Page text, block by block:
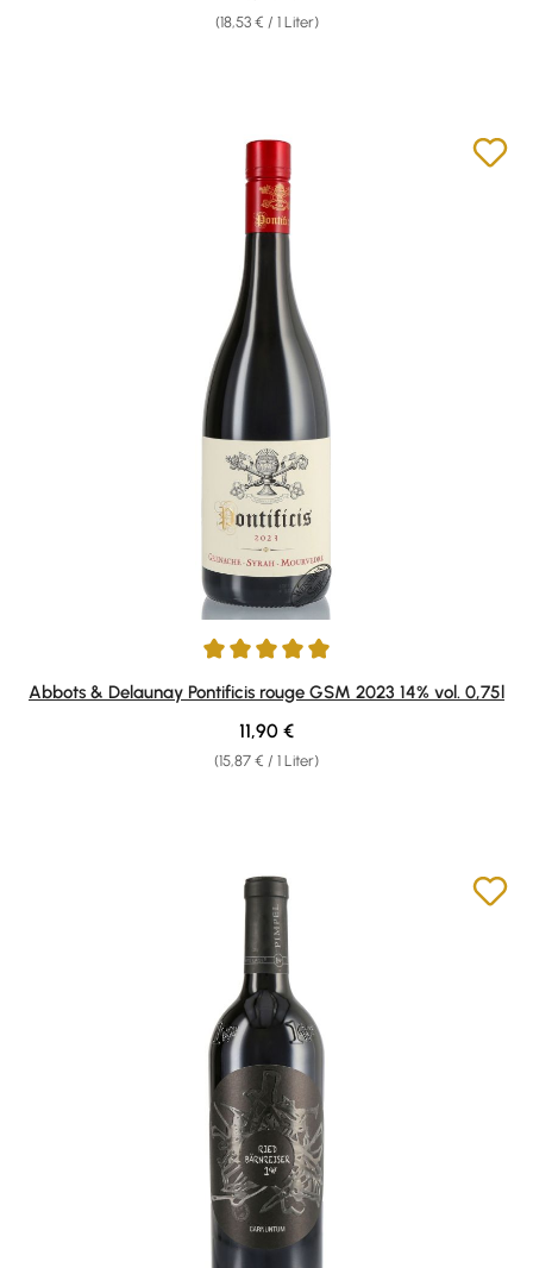
(18,53 € / 1 Liter)
Durchschnittliche Bewertung von 5 von 5 Sternen
Abbots & Delaunay Pontificis rouge GSM 2023 14% vol. 0,75l
(15,87 € / 1 Liter)
Regulärer Preis:
11,90 €